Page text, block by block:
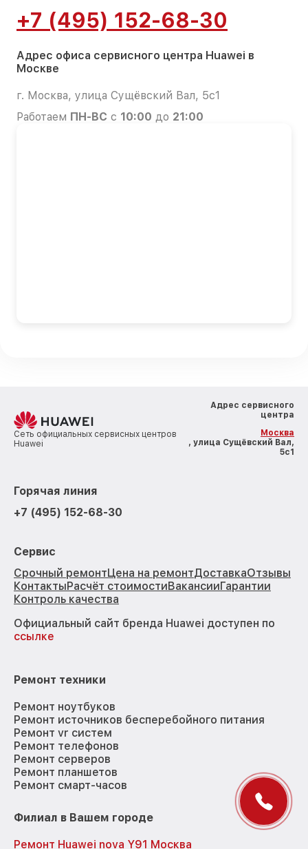
+7 (495) 152-68-30
Адрес офиса сервисного центра Huawei в
Москве
г. Москва, улица Сущёвский Вал, 5с1
Работаем ПН-ВС с 10:00 до 21:00
Сеть официальных сервисных центров
Huawei
Адрес сервисного
центра
Москва
, улица Сущёвский Вал,
5с1
Горячая линия
+7 (495) 152-68-30
Сервис
Срочный ремонтЦена на ремонтДоставкаОтзывы
КонтактыРасчёт стоимостиВакансииГарантии
Контроль качества
Официальный сайт бренда Huawei доступен по
ссылке
Ремонт техники
Ремонт ноутбуков
Ремонт источников бесперебойного питания
Ремонт vr систем
Ремонт телефонов
Ремонт серверов
Ремонт планшетов
Ремонт смарт-часов
Филиал в Вашем городе
Ремонт Huawei nova Y91 Москва